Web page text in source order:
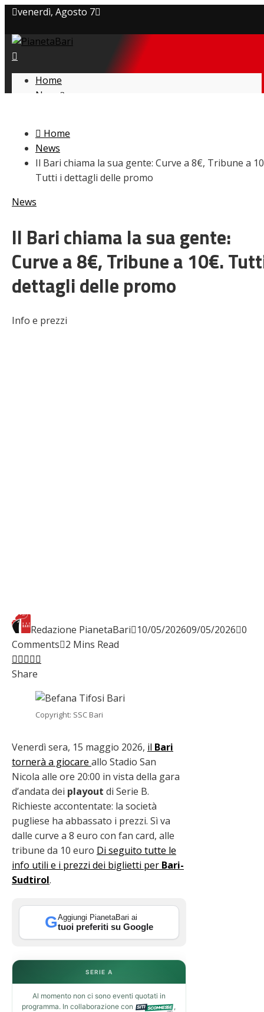
venerdì, Agosto 7
Privacy policy
Cookie Policy
Home
News
L’avversario
Giovanili
Le pagelle
Interviste
Focus
Serie B
Video
Home
News
Il Bari chiama la sua gente: Curve a 8€, Tribune a
Tutti i dettagli delle promo
News
Il Bari chiama la sua gente:
Curve a 8€, Tribune a 10€.
dettagli delle promo
Info e prezzi
Redazione PianetaBari 10/05/202609/05/2026 0
Comments 2 Mins Read
Facebook
Twitter
LinkedIn
Pinterest
Stumbleupon
Share
Copyright: SSC Bari
Venerdì sera, 15 maggio 2026, il Bari
tornerà a giocare allo Stadio San
Nicola alle ore 20:00 in vista della gara
d’andata dei playout di Serie B.
Richieste accontentate: la società
pugliese ha abbassato i prezzi. Sì va
dalle curve a 8 euro con fan card, alle
tribune da 10 euro Di seguito tutte le
info utili e i prezzi dei biglietti per Bari-
Sudtirol.
GAggiungi PianetaBari ai
tuoi preferiti su Google
SERIE A
Al momento non ci sono eventi quotati in
programma. In collaborazione con
,